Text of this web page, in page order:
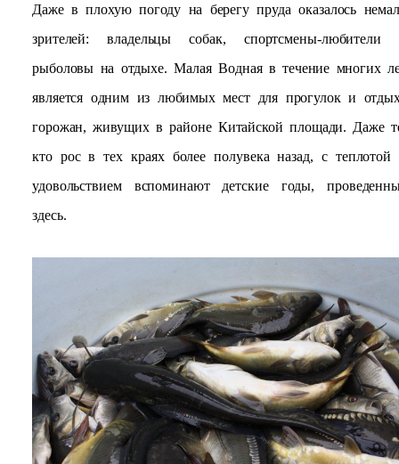
Даже в плохую погоду на берегу пруда оказалось
зрителей: владельцы собак, спортсмены-любители
рыболовы на отдыхе. Малая Водная в течение многих
является одним из любимых мест для прогулок и
горожан, живущих в районе Китайской площади. Даже
кто рос в тех краях более полувека назад, с теплотой
удовольствием вспоминают детские годы,
здесь.